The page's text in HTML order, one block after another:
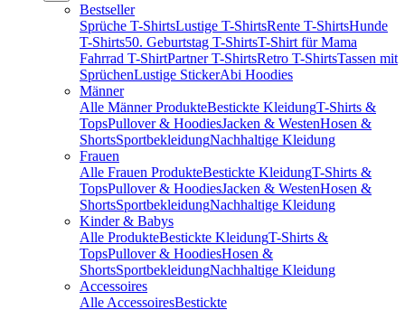
Bestseller
Sprüche T-ShirtsLustige T-ShirtsRente T-ShirtsHunde
T-Shirts50. Geburtstag T-ShirtsT-Shirt für Mama
Fahrrad T-ShirtPartner T-ShirtsRetro T-ShirtsTassen mit
SprüchenLustige StickerAbi Hoodies
Männer
Alle Männer ProdukteBestickte KleidungT-Shirts &
TopsPullover & HoodiesJacken & WestenHosen &
ShortsSportbekleidungNachhaltige Kleidung
Frauen
Alle Frauen ProdukteBestickte KleidungT-Shirts &
TopsPullover & HoodiesJacken & WestenHosen &
ShortsSportbekleidungNachhaltige Kleidung
Kinder & Babys
Alle ProdukteBestickte KleidungT-Shirts &
TopsPullover & HoodiesHosen &
ShortsSportbekleidungNachhaltige Kleidung
Accessoires
Alle AccessoiresBestickte